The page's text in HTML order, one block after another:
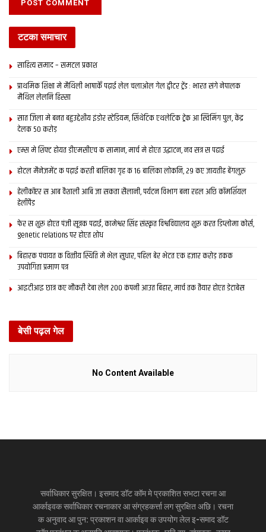
टटका समाचार
साहित्य समाद – समटल प्रकाश
प्राथमिक शि‍क्षा मे मैथि‍ली भाषाकेँ पढ़ाई लेल चलाओल गेल ट्वीटर ट्रेंड : भारत संगे नेपालक
मैथिल लेलनि हिस्सा
सात जिला मे बनत बहुउद्देशीय इंडोर स्‍टेडि‍यम, सिंथेटिक एथलेटिक ट्रेक आ स्विमिंग पुल, केंद्र
देलक 50 करोड़
एम्स मे शिफ्ट होयत डीएमसीएच क सामान, मार्च मे होएत उद्घाटन, नव सत्र स पढाई
होटल मैनेजमेंट क पढ़ाई करती बालिका गृह क 16 बालिका लोकनि, 29 कए जायतीह बेंगलुरु
हेलीकॉप्टर स आब वैशाली आबि जा सकता सैलानी, पर्यटन विभाग बना रहल अछि कॉमर्शियल
हेलीपैड
फेर स शुरू होएत पंजी सूत्रक पढाई, कामेश्वर सिंह संस्कृत विश्वविद्यालय शुरू करत डिप्लोमा कोर्स,
genetic relations पर होएत शोध
बिहारक पंचायत क वित्‍तीय स्थिति मे भेल सुधार, पहिल बेर भेटत एक हजार करोड़ तकक
उपयोगिता प्रमाण पत्र
आइटीआइ छात्र कए नौकरी देबा लेल 200 कंपनी आउत बिहार, मार्च तक तैयार होएत डेटाबेस
बेसी पढ़ल गेल
No Content Available
सर्वाधिकार सुरक्षित। इसमाद डॉट कॉम मे प्रकाशित सभटा रचना आ
आर्काइवक सर्वाधिकार रचनाकार आ संग्रहकर्त्ता लग सुरक्षित अछि। रचना
क अनुवाद आ पुन: प्रकाशन वा आर्काइव क उपयोग लेल इ-समाद डॉट